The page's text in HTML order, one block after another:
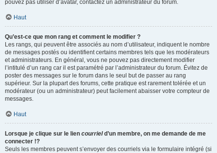
pouvez pas utiliser d’avatar, contactez un administrateur du forum.
Haut
Qu’est-ce que mon rang et comment le modifier ?
Les rangs, qui peuvent être associés au nom d’utilisateur, indiquent le nombre
de messages postés ou identifient certains membres tels que les modérateurs
et administrateurs. En général, vous ne pouvez pas directement modifier
l’intitulé d’un rang car il est paramétré par l’administrateur du forum. Évitez de
poster des messages sur le forum dans le seul but de passer au rang
supérieur. Sur la plupart des forums, cette pratique est rarement tolérée et un
modérateur (ou un administrateur) peut facilement abaisser votre compteur de
messages.
Haut
Lorsque je clique sur le lien courrield’un membre, on me demande de me
connecter !?
Seuls les membres peuvent s’envoyer des courriels via le formulaire intégré (si